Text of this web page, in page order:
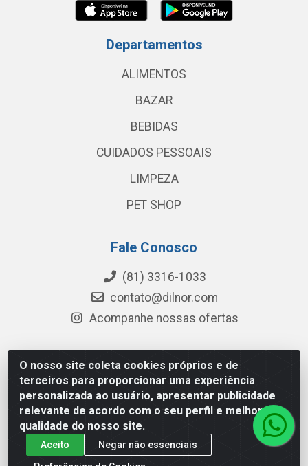
O nosso site coleta cookies próprios e de
terceiros para proporcionar uma experiência
personalizada ao usuário, apresentar publicidade
relevante de acordo com o seu perfil e melhorar a
qualidade do nosso site.
Aceito
Negar não essenciais
Departamentos
ALIMENTOS
BAZAR
BEBIDAS
CUIDADOS PESSOAIS
LIMPEZA
PET SHOP
Fale Conosco
(81) 3316-1033
contato@dilnor.com
Acompanhe nossas ofertas
Dilnor Distribuidora - Rua Professor Joaquim Cavalcanti,
975 - Iputinga - Recife/PE - CEP 50800-010 - CNPJ
04.054.534/0001-51